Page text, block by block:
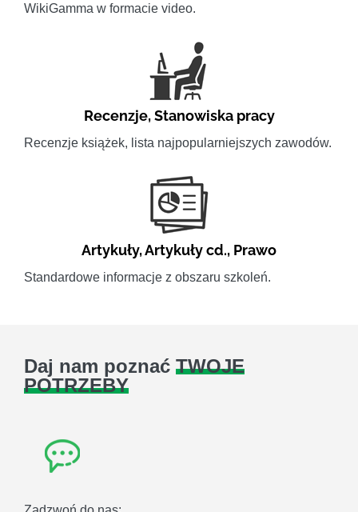
WikiGamma w formacie video.
Recenzje,Stanowiska pracy
Recenzje książek, lista najpopularniejszych zawodów.
Artykuły,Artykuły cd., Prawo
Standardowe informacje z obszaru szkoleń.
Daj nam poznać TWOJE
POTRZEBY